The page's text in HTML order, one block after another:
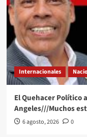
Internacionales
El Quehacer Político
Angeles///Muchos
6 agosto, 2026 0